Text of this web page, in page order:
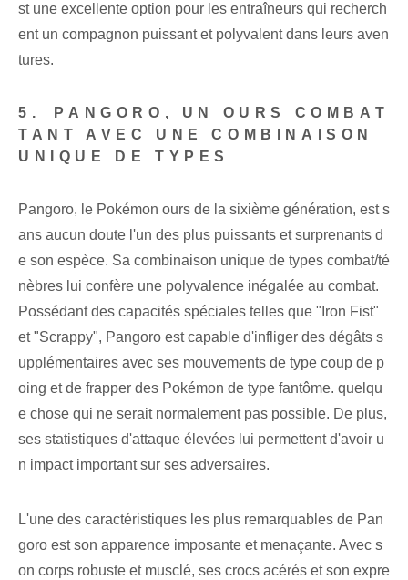
st une excellente option pour les entraîneurs qui recherch
ent un compagnon puissant et polyvalent dans leurs aven
tures.
5. ⁢PANGORO, UN OURS COMBAT
TANT AVEC UNE COMBINAISON ⁣
UNIQUE‌ DE TYPES
Pangoro, le Pokémon ours de la sixième génération, est s
ans aucun doute l'un des plus puissants et surprenants d
e son espèce. Sa combinaison unique de types combat/té
nèbres lui confère une polyvalence inégalée au combat.
Possédant des capacités spéciales telles que "Iron Fist"
et "Scrappy", Pangoro est capable d'infliger des dégâts s
upplémentaires avec ses mouvements de type coup de p
oing et de frapper des Pokémon de type fantôme. quelqu
e chose qui ne serait normalement pas possible. De plus,
ses statistiques d'attaque élevées lui permettent d'avoir u
n impact important sur ses adversaires.
L'une des caractéristiques les plus remarquables de Pan
goro est son apparence imposante et menaçante. Avec s
on corps robuste et musclé, ses crocs acérés et son expre